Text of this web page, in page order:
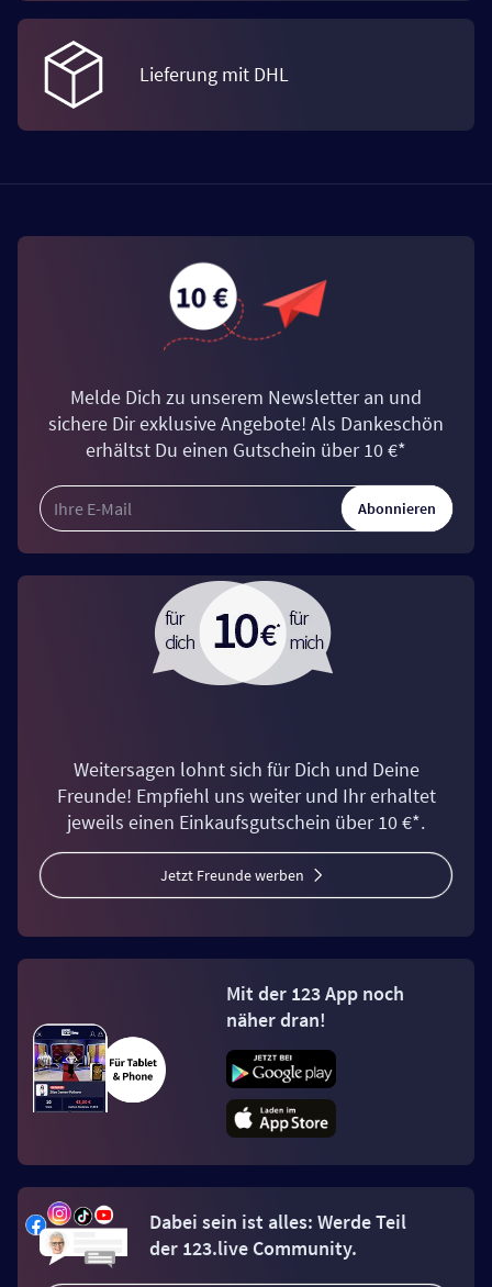
Lieferung mit DHL
Melde Dich zu unserem Newsletter an und
sichere Dir exklusive Angebote! Als Dankeschön
erhältst Du einen Gutschein über 10 €*
Abonnieren
Weitersagen lohnt sich für Dich und Deine
Freunde! Empfiehl uns weiter und Ihr erhaltet
jeweils einen Einkaufsgutschein über 10 €*.
Jetzt Freunde werben
Mit der 123 App noch
näher dran!
Dabei sein ist alles: Werde Teil
der 123.live Community.